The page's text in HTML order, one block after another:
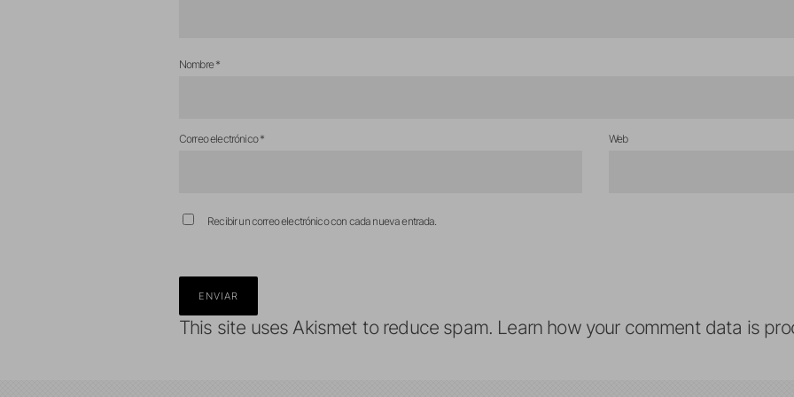
Nombre*
Correo electrónico* Web
Recibir un correo electrónico con cada nueva entrada.
This site uses Akismet to reduce spam. Learn how your comment data is